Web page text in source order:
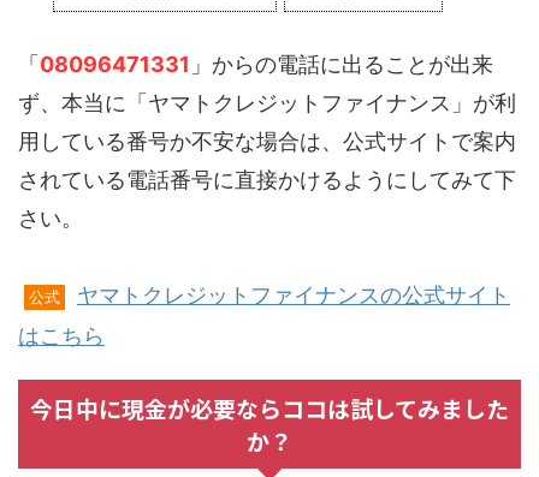
「08096471331 」からの電話に出ることが出来
ず、本当に「ヤマトクレジットファイナンス」が利
用している番号か不安な場合は、公式サイトで案内
されている電話番号に直接かけるようにしてみて下
さい。
公式
ヤマトクレジットファイナンスの公式サイト
はこちら
今日中に現金が必要ならココは試してみました
か？